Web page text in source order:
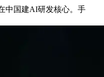
国建AI研发核心。手